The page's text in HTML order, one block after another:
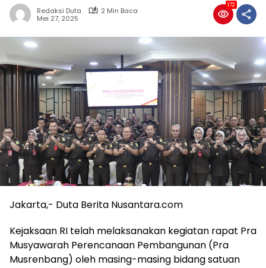
Redaksi Duta
2 Min Baca
Mei 27, 2025
172
Jakarta,- Duta Berita Nusantara.com
Kejaksaan RI telah melaksanakan kegiatan rapat Pra
Musyawarah Perencanaan Pembangunan (Pra
Musrenbang) oleh masing-masing bidang satuan